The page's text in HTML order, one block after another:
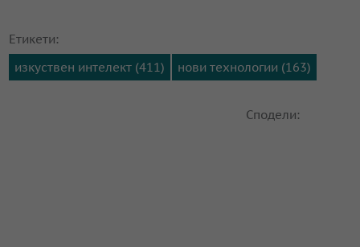
Етикети:
изкуствен интелект (411)
нови технологии (163)
Сподели: